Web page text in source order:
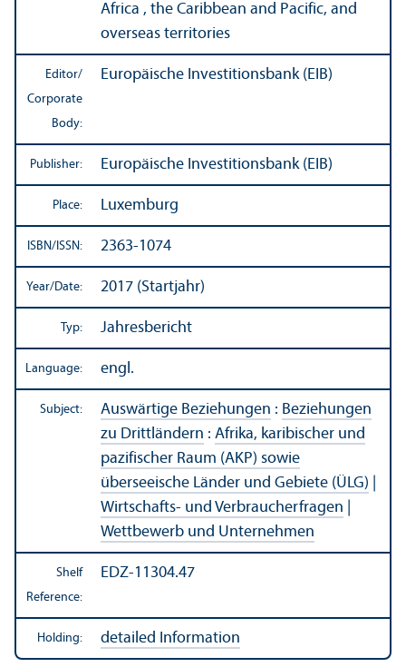
Africa , the Caribbean and Pacific, and
overseas territories
Editor/
Corporate
Body:
Europäische Investitionsbank (EIB)
Publisher: Europäische Investitionsbank (EIB)
Place: Luxemburg
ISBN/ISSN: 2363-1074
Year/Date: 2017 (Startjahr)
Typ: Jahresbericht
Language: engl.
Subject: Auswärtige Beziehungen : Beziehungen
zu Drittländern : Afrika, karibischer und
pazifischer Raum (AKP) sowie
überseeische Länder und Gebiete (ÜLG)
Wirtschafts- und Verbraucherfragen
Wettbewerb und Unternehmen
Shelf
Reference:
EDZ-11304.47
Holding: detailed Information